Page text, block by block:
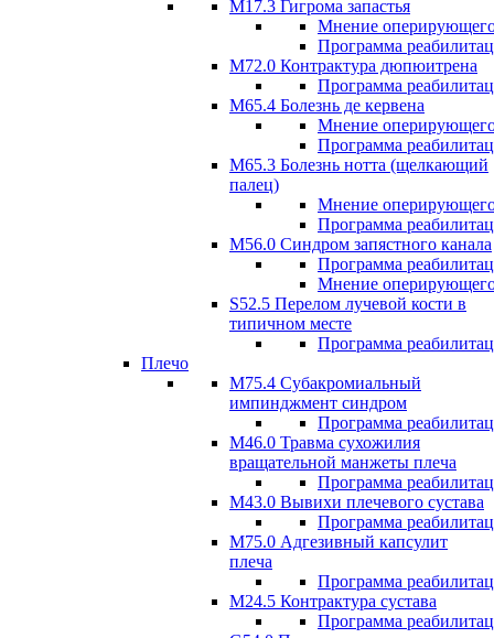
M17.3 Гигрома запастья
Мнение
Программа
М72.0 Контрактура дюпюитрена
Программа
M65.4 Болезнь де кервена
Мнение
Программа
М65.3 Болезнь нотта (щелкающий
палец)
Мнение
Программа
M56.0 Синдром запястного канала
Программа
Мнение
S52.5 Перелом лучевой кости в
типичном месте
Программа
Плечо
М75.4 Субакромиальный
импинджмент синдром
Программа
М46.0 Травма сухожилия
вращательной манжеты плеча
Программа
M43.0 Вывихи плечевого сустава
Программа
М75.0 Адгезивный капсулит
плеча
Программа
M24.5 Контрактура сустава
Программа